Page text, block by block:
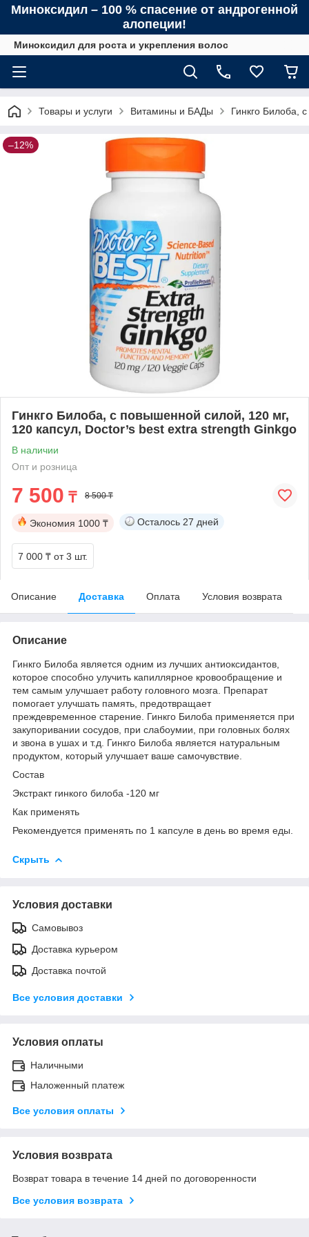
Миноксидил – 100 % спасение от андрогенной
алопеции!
Миноксидил для роста и укрепления волос
Товары и услуги Витамины и БАДы Гинкго Билоба,
–12%
Гинкго Билоба, с повышенной силой, 120 мг,
120 капсул, Doctor’s best extra strength Ginkgo
В наличии
Опт и розница
7 500 ₸ 8 500 ₸
Экономия 1000 ₸ Осталось 27 дней
7 000 ₸ от 3 шт.
Описание Доставка Оплата Условия возврата
Описание
Гинкго Билоба является одним из лучших антиоксидантов,
которое способно улучить капиллярное кровообращение и
тем самым улучшает работу головного мозга. Препарат
помогает улучшать память, предотвращает
преждевременное старение. Гинкго Билоба применяется при
закупоривании сосудов, при слабоумии, при головных болях
и звона в ушах и т.д. Гинкго Билоба является натуральным
продуктом, который улучшает ваше самочувствие.
Состав
Экстракт гинкого билоба -120 мг
Как применять
Рекомендуется применять по 1 капсуле в день во время еды.
Скрыть
Условия доставки
Самовывоз
Доставка курьером
Доставка почтой
Все условия доставки
Условия оплаты
Наличными
Наложенный платеж
Все условия оплаты
Условия возврата
Возврат товара в течение 14 дней по договоренности
Все условия возврата